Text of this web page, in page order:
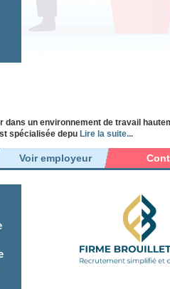
un environnement de travail
spécialisée depu Lire la suite...
Voir employeur